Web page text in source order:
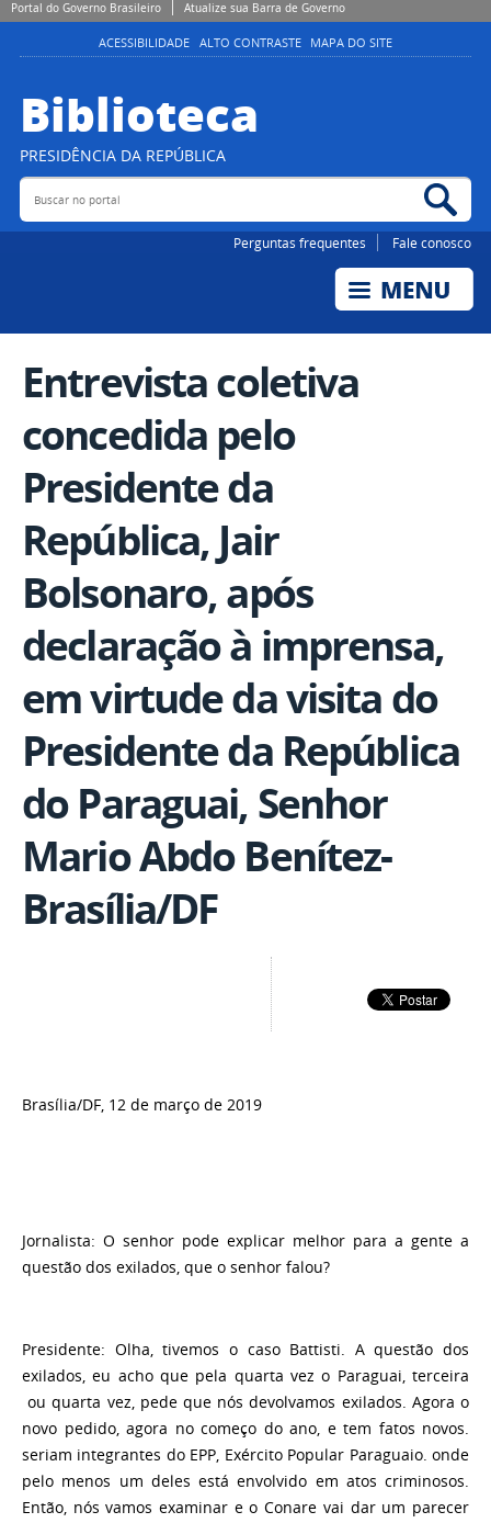
Portal do Governo Brasileiro Atualize sua Barra de Governo
ACESSIBILIDADE ALTO CONTRASTE MAPA DO SITE
Biblioteca
PRESIDÊNCIA DA REPÚBLICA
Buscar no portal
Perguntas frequentes Fale conosco
Entrevista coletiva
concedida pelo
Presidente da
República, Jair
Bolsonaro, após
declaração à imprensa,
em virtude da visita do
Presidente da República
do Paraguai, Senhor
Mario Abdo Benítez-
Brasília/DF
Brasília/DF, 12 de março de 2019
Jornalista: O senhor pode explicar melhor para a gente a
questão dos exilados, que o senhor falou?
Presidente: Olha, tivemos o caso Battisti. A questão dos
exilados, eu acho que pela quarta vez o Paraguai, terceira
ou quarta vez, pede que nós devolvamos exilados. Agora o
novo pedido, agora no começo do ano, e tem fatos novos.
seriam integrantes do EPP, Exército Popular Paraguaio. onde
pelo menos um deles está envolvido em atos criminosos.
Então, nós vamos examinar e o Conare vai dar um parecer